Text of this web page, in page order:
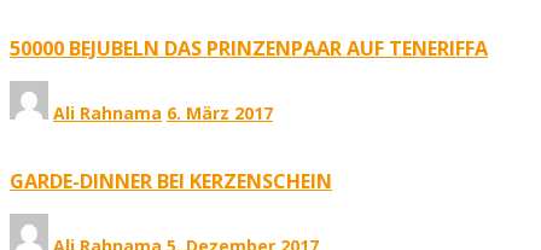
50000 BEJUBELN DAS PRINZENPAAR AUF TENERIFFA
Ali Rahnama 6. März 2017
GARDE-DINNER BEI KERZENSCHEIN